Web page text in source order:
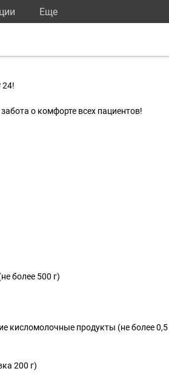
Eще
24!
о комфорте всех пациентов!
более 500 г)
кисломолочные продукты (не более 0,5
200 г)